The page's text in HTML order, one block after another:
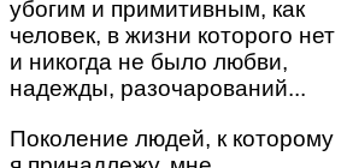
убогим и примитивным, как
человек, в жизни которого нет
и никогда не было любви,
надежды, разочарований...
Поколение людей, к которому